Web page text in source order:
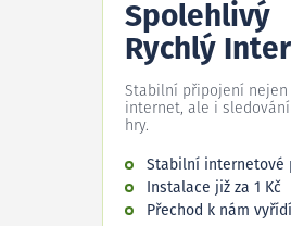
Spolehlivý
Rychlý
Stabilní připojení nejen
internet, ale i
hry.
Stabilní internetové
Instalace již za 1 Kč
Přechod k nám